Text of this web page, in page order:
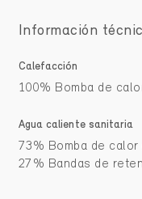
Información
Calefacción
100% Bomba de
Agua caliente sanitaria
73% Bomba de calor
27% Bandas de